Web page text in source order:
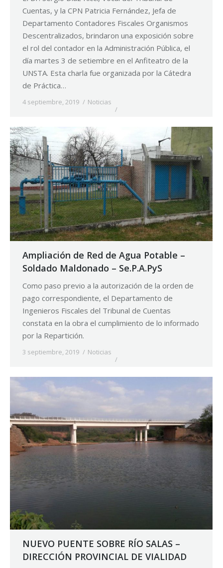
Cuentas, y la CPN Patricia Fernández, Jefa de
Departamento Contadores Fiscales Organismos
Descentralizados, brindaron una exposición sobre
el rol del contador en la Administración Pública, el
día martes 3 de setiembre en el Anfiteatro de la
UNSTA. Esta charla fue organizada por la Cátedra
de Práctica…
4 septiembre, 2019 Noticias
Ampliación de Red de Agua Potable –
Soldado Maldonado – Se.P.A.PyS
Como paso previo a la autorización de la orden de
pago correspondiente, el Departamento de
Ingenieros Fiscales del Tribunal de Cuentas
constata en la obra el cumplimiento de lo informado
por la Repartición.
3 septiembre, 2019 Noticias
NUEVO PUENTE SOBRE RÍO SALAS –
DIRECCIÓN PROVINCIAL DE VIALIDAD